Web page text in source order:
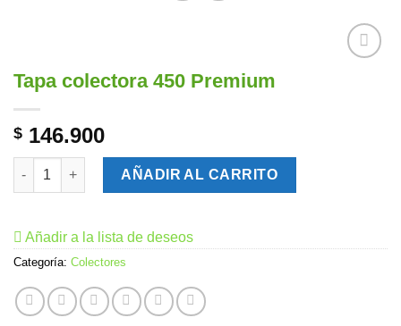
Tapa colectora 450 Premium
$ 146.900
Tapa colectora 450 Premium cantidad
AÑADIR AL CARRITO
Añadir a la lista de deseos
Categoría: Colectores